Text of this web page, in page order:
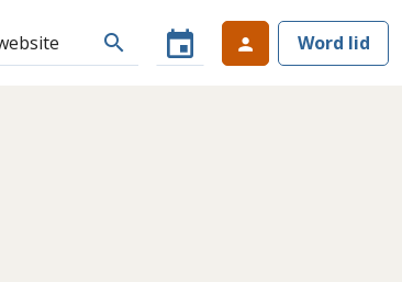
search event person Word lid